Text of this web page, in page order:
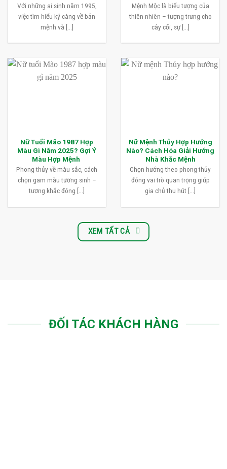
Với những ai sinh năm 1995,
việc tìm hiểu kỹ càng về bản
mệnh và [...]
Mệnh Mộc là biểu tượng của
thiên nhiên – tượng trưng cho
cây cối, sự [...]
Nữ Tuổi Mão 1987 Hợp
Màu Gì Năm 2025? Gợi Ý
Màu Hợp Mệnh
Phong thủy về màu sắc, cách
chọn gam màu tương sinh –
tương khắc đóng [...]
Nữ Mệnh Thủy Hợp Hướng
Nào? Cách Hóa Giải Hướng
Nhà Khắc Mệnh
Chọn hướng theo phong thủy
đóng vai trò quan trọng giúp
gia chủ thu hút [...]
XEM TẤT CẢ
ĐỐI TÁC KHÁCH HÀNG